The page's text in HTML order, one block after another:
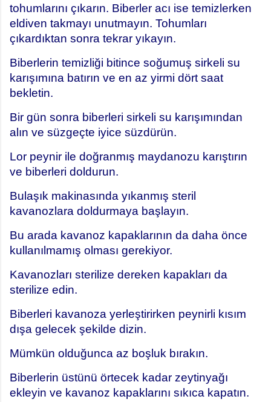
tohumlarını çıkarın. Biberler acı ise temizlerken
eldiven takmayı unutmayın. Tohumları
çıkardıktan sonra tekrar yıkayın.
Biberlerin temizliği bitince soğumuş sirkeli su
karışımına batırın ve en az yirmi dört saat
bekletin.
Bir gün sonra biberleri sirkeli su karışımından
alın ve süzgeçte iyice süzdürün.
Lor peynir ile doğranmış maydanozu karıştırın
ve biberleri doldurun.
Bulaşık makinasında yıkanmış steril
kavanozlara doldurmaya başlayın.
Bu arada kavanoz kapaklarının da daha önce
kullanılmamış olması gerekiyor.
Kavanozları sterilize dereken kapakları da
sterilize edin.
Biberleri kavanoza yerleştirirken peynirli kısım
dışa gelecek şekilde dizin.
Mümkün olduğunca az boşluk bırakın.
Biberlerin üstünü örtecek kadar zeytinyağı
ekleyin ve kavanoz kapaklarını sıkıca kapatın.